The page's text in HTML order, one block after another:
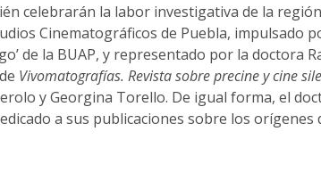
celebrarán la labor investigativa de la
Cinematográficos de Puebla, impulsado
de la BUAP, y representado por la doctora
Vivomatografías. Revista sobre precine y cine
y Georgina Torello. De igual forma, el
a sus publicaciones sobre los orígenes